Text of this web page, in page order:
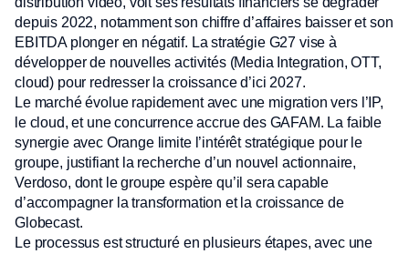
depuis 2022, notamment son chiffre d’affaires baisser et son
EBITDA plonger en négatif. La stratégie G27 vise à
développer de nouvelles activités (Media Integration, OTT,
cloud) pour redresser la croissance d’ici 2027.
Le marché évolue rapidement avec une migration vers l’IP,
le cloud, et une concurrence accrue des GAFAM. La faible
synergie avec Orange limite l’intérêt stratégique pour le
groupe, justifiant la recherche d’un nouvel actionnaire,
Verdoso, dont le groupe espère qu’il sera capable
d’accompagner la transformation et la croissance de
Globecast.
Le processus est structuré en plusieurs étapes, avec une